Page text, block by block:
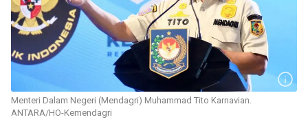
Menteri Dalam Negeri (Mendagri) Muhammad Tito Karnavian.
ANTARA/HO-Kemendagri